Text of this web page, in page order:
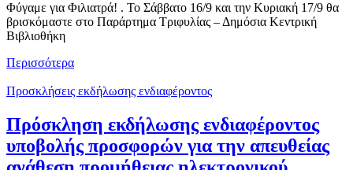
Φύγαμε για Φιλιατρά! . Το Σάββατο 16/9 και την Κυριακή 17/9 θα
βρισκόμαστε στο Παράρτημα Τριφυλίας – Δημόσια Κεντρική
Βιβλιοθήκη
Περισσότερα
Προσκλήσεις εκδήλωσης ενδιαφέροντος
Πρόσκληση εκδήλωσης ενδιαφέροντος
υποβολής προσφορών για την απευθείας